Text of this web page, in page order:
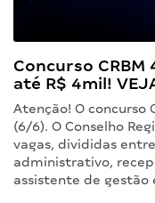
Concurso CRBM
até R$ 4mil!
Atenção! O concurso
(6/6). O Conselho
vagas, divididas
administrativo,
assistente de gestão